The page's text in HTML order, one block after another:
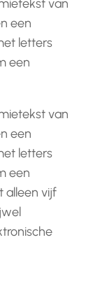
van
een
letters
een
van
een
letters
een
alleen vijf